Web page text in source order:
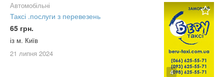
4
Автомобільні
Таксі .послуги з перевезень
65 грн.
із м. Київ
21 липня 2024